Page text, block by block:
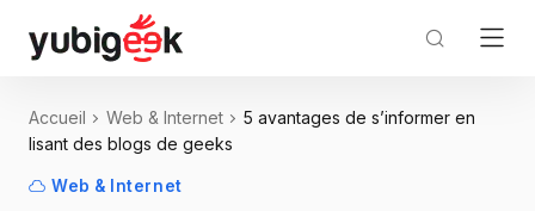
Accueil Web & Internet
5 avantages de s’informer en
lisant des blogs de geeks
Web & Internet